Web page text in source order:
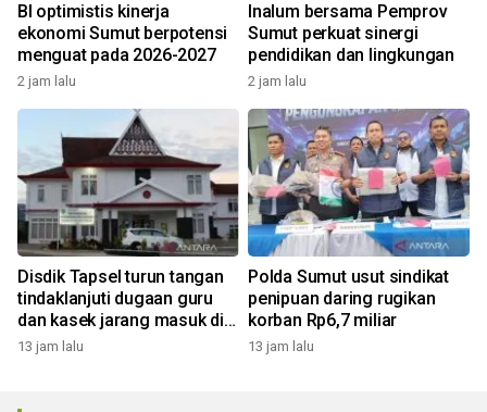
BI optimistis kinerja
ekonomi Sumut berpotensi
menguat pada 2026-2027
2 jam lalu
Inalum bersama Pemprov
Sumut perkuat sinergi
pendidikan dan lingkungan
2 jam lalu
Disdik Tapsel turun tangan
tindaklanjuti dugaan guru
dan kasek jarang masuk di
SD Tapus Nabolak
13 jam lalu
Polda Sumut usut sindikat
penipuan daring rugikan
korban Rp6,7 miliar
13 jam lalu